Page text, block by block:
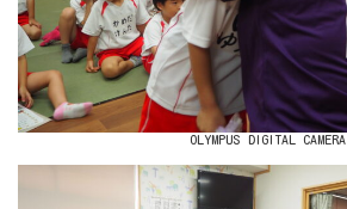
OLYMPUS DIGITAL CAMERA